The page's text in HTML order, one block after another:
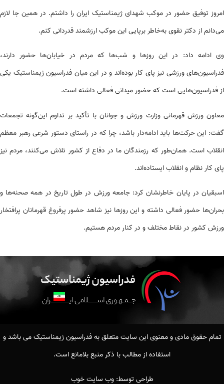
امروز توفیق حضور در موکب شهدای ژیمناستیک ایران را داشتم. در همین جا لازم
می‌دانم از دکتر نقوی به‌خاطر برپایی این موکب ارزشمند قدردانی کنم.
وی ادامه داد: در این روزها و شب‌ها که مردم در خیابان‌ها حضور دارند،
فدراسیون‌های ورزشی نیز پای کار بوده‌اند و در این میان فدراسیون ژیمناستیک یکی
از فدراسیون‌هایی است که حضور میدانی فعالی داشته است.
معاون ورزش قهرمانی وزارت ورزش و جوانان با تأکید بر تداوم این‌گونه تجمعات
گفت: این حرکت‌ها باید ادامه‌دار باشد، چرا که در راستای دستور شرعی رهبر معظم
انقلاب است. همان‌طور که رزمندگان ما در دفاع از کشور تلاش می‌کنند، مردم نیز
پای کار نظام و انقلاب ایستاده‌اند.
اسبقیان در پایان خاطرنشان کرد: جامعه ورزش در طول تاریخ در همه صحنه‌ها و
بحران‌ها حضور فعالی داشته و این روزها نیز شاهد حضور پرفروغ قهرمانان پرافتخار
ورزش کشور در نقاط مختلف و در کنار مردم هستیم.
تمام حقوق مادی و معنوی این سایت متعلق به فدراسیون ژیمناستیک می باشد و
استفاده از مطالب با ذکر منبع بلامانع است.
طراحی توسط:وب سایت خوب